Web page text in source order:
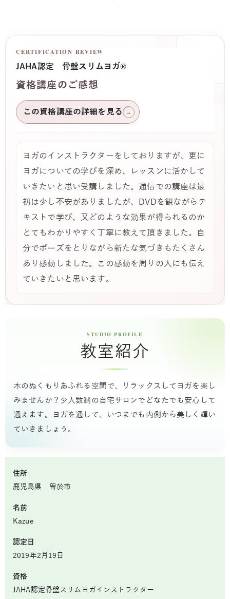
CERTIFICATION REVIEW
JAHA認定 骨盤スリムヨガ®
資格講座のご感想
この資格講座の詳細を見る →
ヨガのインストラクターをしておりますが、更に
ヨガについての学びを深め、レッスンに活かして
いきたいと思い受講しました。通信での講座は最
初は少し不安がありましたが、DVDを観ながらテ
キストで学び、又どのような効果が得られるのか
とてもわかりやすく丁寧に教えて頂きました。自
分でポーズをとりながら新たな気づきもたくさん
あり感動しました。この感動を周りの人にも伝え
ていきたいと思います。
教室紹介
木のぬくもりあふれる空間で、リラックスしてヨガを楽し
みませんか？少人数制の自宅サロンでどなたでも安心して
通えます。ヨガを通して、いつまでも内側から美しく輝い
ていきましょう。
住所
鹿児島県 曽於市
名前
Kazue
認定日
2019年2月19日
資格
JAHA認定骨盤スリムヨガインストラクター